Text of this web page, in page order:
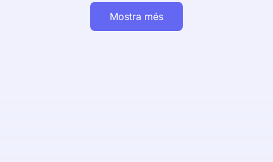
Mostra més